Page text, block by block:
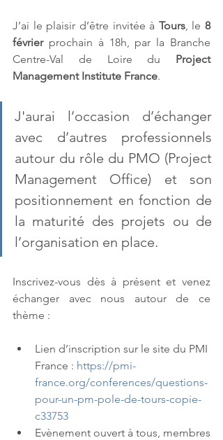
J’ai le plaisir d’être invitée à Tours, le 8
février prochain à 18h, par la Branche
Centre-Val de Loire du Project
Management Institute France.
J'aurai l’occasion d’échanger
avec d’autres professionnels
autour du rôle du PMO (Project
Management Office) et son
positionnement en fonction de
la maturité des projets ou de
l’organisation en place.
Inscrivez-vous dès à présent et venez
échanger avec nous autour de ce
thème :
Lien d’inscription sur le site du PMI
France : https://pmi-
france.org/conferences/questions-
pour-un-pm-pole-de-tours-copie-
c33753
Evènement ouvert à tous, membres